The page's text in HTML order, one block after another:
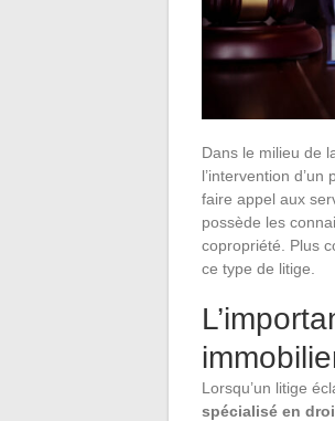
Dans le milieu de
l’intervention
faire appel aux
possède les
copropriété. Plus
ce type de litige.
Lorsqu’un litige
spécialisé en